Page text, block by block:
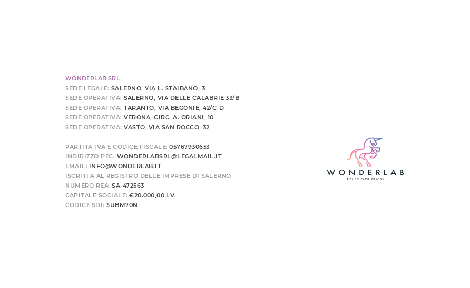
WONDERLAB SRL
SEDE LEGALE: SALERNO, VIA L. STAIBANO, 3
SEDE OPERATIVA: SALERNO, VIA DELLE CALABRIE 33/B
SEDE OPERATIVA: TARANTO, VIA BEGONIE, 42/C-D
SEDE OPERATIVA: VERONA, CIRC. A. ORIANI, 10
SEDE OPERATIVA: VASTO, VIA SAN ROCCO, 32
PARTITA IVA E CODICE FISCALE: 05767930653
INDIRIZZO PEC: WONDERLABSRL@LEGALMAIL.IT
EMAIL: INFO@WONDERLAB.IT
ISCRITTA AL REGISTRO DELLE IMPRESE DI SALERNO
NUMERO REA: SA-472563
CAPITALE SOCIALE: €20.000,00 I.V.
CODICE SDI: SUBM70N